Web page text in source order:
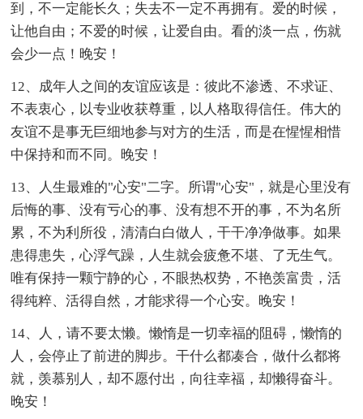
到，不一定能长久；失去不一定不再拥有。爱的时候，
让他自由；不爱的时候，让爱自由。看的淡一点，伤就
会少一点！晚安！
12、成年人之间的友谊应该是：彼此不渗透、不求证、
不表衷心，以专业收获尊重，以人格取得信任。伟大的
友谊不是事无巨细地参与对方的生活，而是在惺惺相惜
中保持和而不同。晚安！
13、人生最难的"心安"二字。所谓"心安"，就是心里没有
后悔的事、没有亏心的事、没有想不开的事，不为名所
累，不为利所役，清清白白做人，干干净净做事。如果
患得患失，心浮气躁，人生就会疲惫不堪、了无生气。
唯有保持一颗宁静的心，不眼热权势，不艳羡富贵，活
得纯粹、活得自然，才能求得一个心安。晚安！
14、人，请不要太懒。懒惰是一切幸福的阻碍，懒惰的
人，会停止了前进的脚步。干什么都凑合，做什么都将
就，羡慕别人，却不愿付出，向往幸福，却懒得奋斗。
晚安！